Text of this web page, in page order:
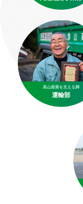
髙山産業を支える脚
運輸部